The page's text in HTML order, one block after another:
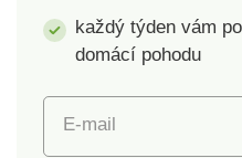
každý týden vám
domácí pohodu
E-mail